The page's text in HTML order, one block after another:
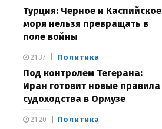
Турция: Черное и Каспийское
моря нельзя превращать в
поле войны
Политика
Под контролем Тегерана:
Иран готовит новые правила
судоходства в Ормузе
21:37
Политика
21:20